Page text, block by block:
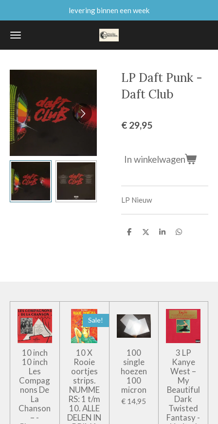
naar
de
levering binnen een week
LP Daft Punk -
Daft Club
€ 29,95
In winkelwagen
LP Nieuw
D
D
S
D
10 inch
10 inch
Les
Compag
nons De
La
Chanson
– -
Sale!
10 X
Rooie
oortjes
strips.
NUMME
RS: 1 t/m
10. ALLE
DELEN IN
100
single
hoezen
100
micron
€ 14,95
3 LP
Kanye
West –
My
Beautiful
Dark
Twisted
Fantasy -